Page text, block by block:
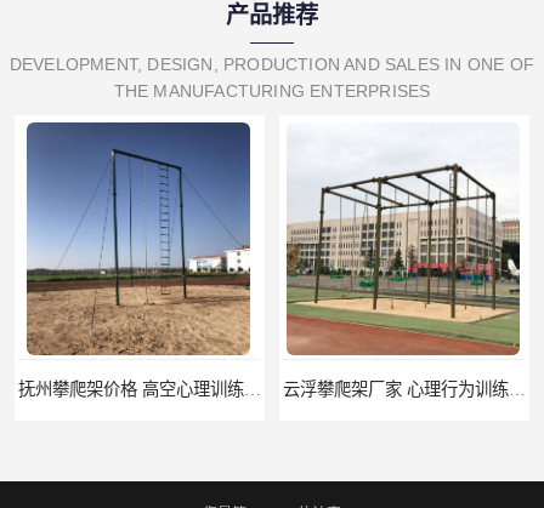
产品推荐
DEVELOPMENT, DESIGN, PRODUCTION AND SALES IN ONE OF
THE MANUFACTURING ENTERPRISES
抚州攀爬架价格 高空心理训练器材 标准尺寸 云浮攀爬架厂家 心理行为训练器材 质量保证